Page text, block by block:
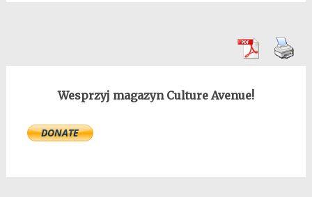
Wesprzyj magazyn Culture Avenue!